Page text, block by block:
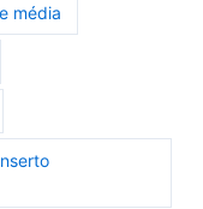
média